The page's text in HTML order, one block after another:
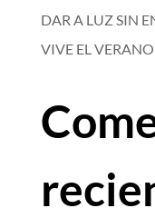
DAR A LUZ SIN
VIVE EL